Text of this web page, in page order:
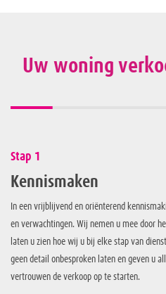
Uw woning
Stap 1
Kennismaken
In een vrijblijvend en oriënterend
en verwachtingen. Wij nemen u mee door
laten u zien hoe wij u bij elke stap van
geen detail onbesproken laten en geven u
vertrouwen de verkoop op te starten.